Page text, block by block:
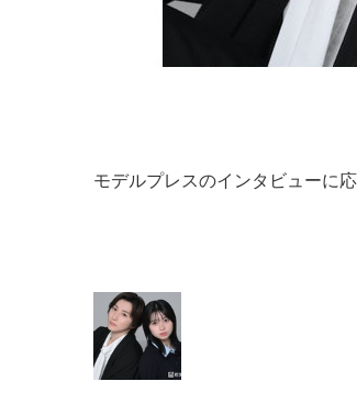
モデルプレスのインタビューに